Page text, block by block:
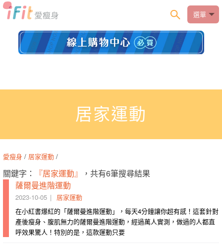
選單
居家運動
愛瘦身 / 居家運動 /
關鍵字： 『居家運動』
，共有6筆搜尋結果
薩爾曼進階運動
2023-10-05
居家運動
在小紅書爆紅的「薩爾曼進階運動」，每天4分鐘讓你超有感！這套針對
產後瘦身、腹肌無力的薩爾曼進階運動，經過萬人實測，做過的人都直
呼效果驚人！特別的是，這款運動只要